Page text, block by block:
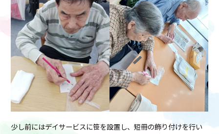
少し前にはデイサービスに笹を設置し、短冊の飾り付けを行い